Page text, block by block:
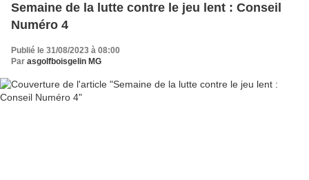
Semaine de la lutte contre le jeu lent : Conseil
Numéro 4
Publié le 31/08/2023 à 08:00
Par asgolfboisgelin MG